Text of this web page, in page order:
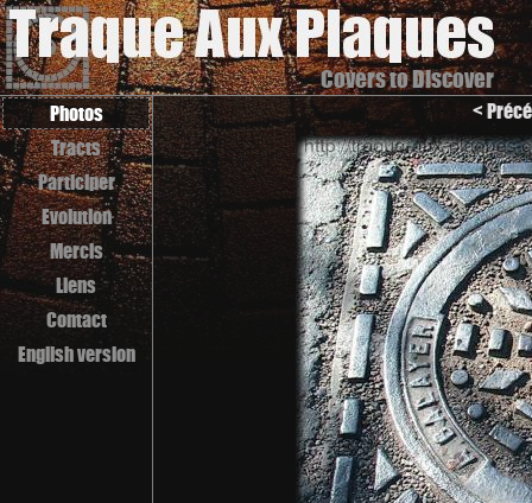
Covers to Discover
Photos
Tracts
Participer
Evolution
Mercis
Liens
Contact
English version
<